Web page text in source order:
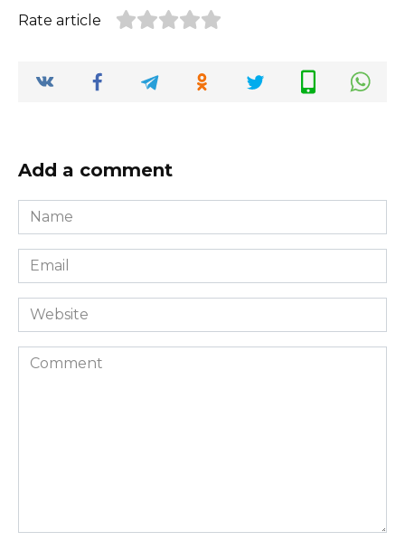
Rate article
Add a comment
Name
*
Email
*
Website
Comment